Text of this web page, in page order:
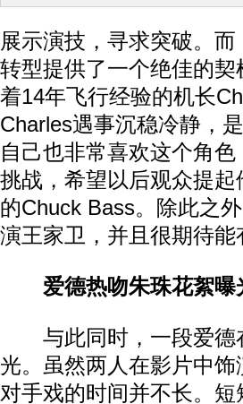
展示演技，寻求突破。
转型提供了一个绝佳的
着14年飞行经验的机长
Charles遇事沉稳冷静，
自己也非常喜欢这个角
挑战，希望以后观众提
的Chuck Bass。除此之
演王家卫，并且很期待
爱德热吻朱珠花絮曝
与此同时，一段爱德
光。虽然两人在影片中
对手戏的时间并不长。